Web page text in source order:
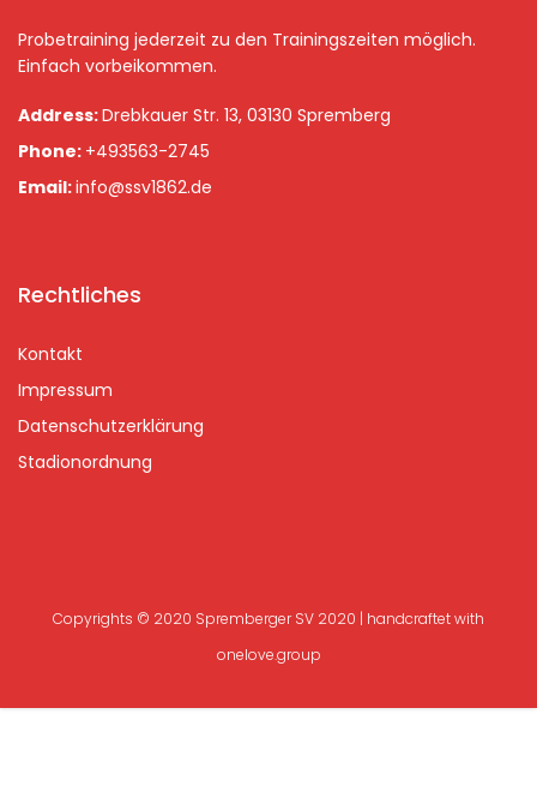
Probetraining jederzeit zu den Trainingszeiten möglich.
Einfach vorbeikommen.
Address:Drebkauer Str. 13, 03130 Spremberg
Phone: +493563-2745
Email:info@ssv1862.de
Rechtliches
Kontakt
Impressum
Datenschutzerklärung
Stadionordnung
Copyrights © 2020 Spremberger SV 2020 | handcraftet with
onelove.group